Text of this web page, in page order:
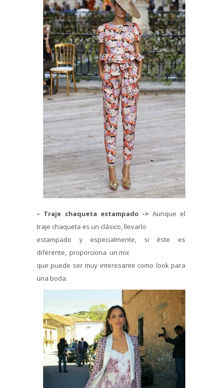
– Traje chaqueta estampado -> Aunque el
traje chaqueta es un clásico, llevarlo
estampado y especialmente, si éste es
diferente, proporciona un mix
que puede ser muy interesante como look para
una boda.